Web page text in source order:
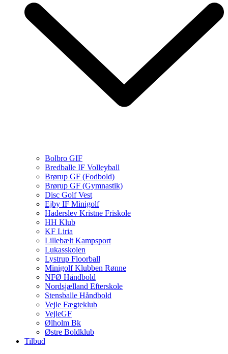
Bolbro GIF
Bredballe IF Volleyball
Brørup GF (Fodbold)
Brørup GF (Gymnastik)
Disc Golf Vest
Ejby IF Minigolf
Haderslev Kristne Friskole
HH Klub
KF Liria
Lillebælt Kampsport
Lukasskolen
Lystrup Floorball
Minigolf Klubben Rønne
NFØ Håndbold
Nordsjælland Efterskole
Stensballe Håndbold
Vejle Fægteklub
VejleGF
Ølholm Bk
Østre Boldklub
Tilbud